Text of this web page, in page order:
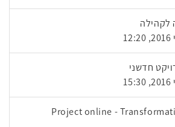
לקהילה
חדשני
Project online -